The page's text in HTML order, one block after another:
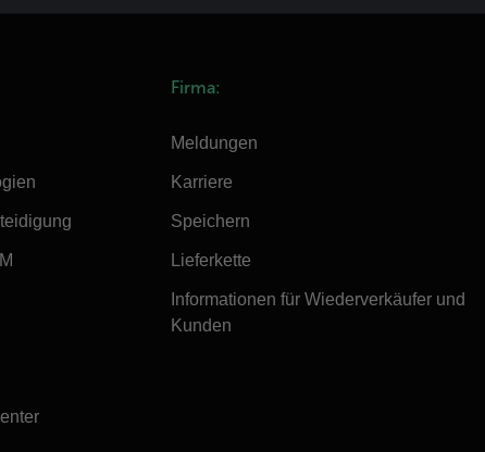
Firma:
Meldungen
Karriere
Speichern
Lieferkette
Informationen für Wiederverkäufer und
Kunden